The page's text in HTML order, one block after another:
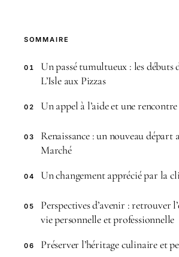
SOMMAIRE
01
Un passé tumultueux : les débuts
L’Isle aux Pizzas
02 Un appel à l’aide et une
03
Renaissance : un nouveau départ
Marché
04 Un changement apprécié par la
05
Perspectives d’avenir : retrouver
vie personnelle et professionnelle
06 Préserver l’héritage culinaire et